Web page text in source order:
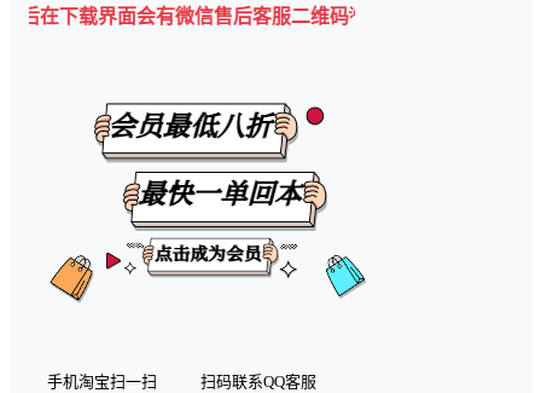
界面会有微信售后客服二维码💡
手机淘宝扫一扫 扫码联系QQ客服